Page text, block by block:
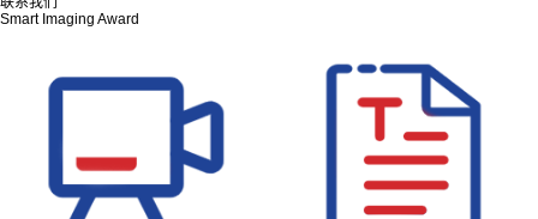
Smart Imaging Award